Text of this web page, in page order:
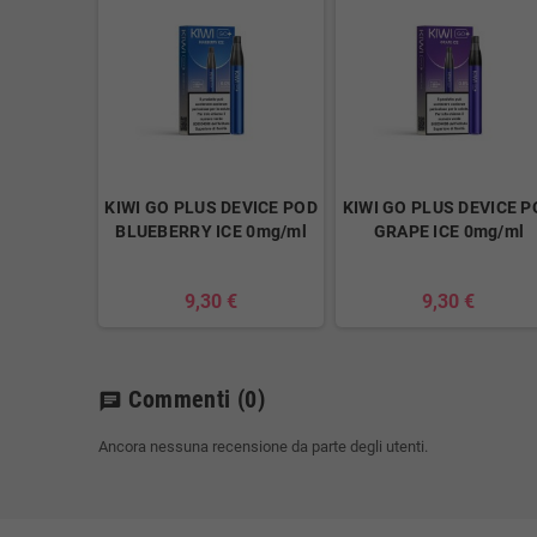
KIWI GO PLUS DEVICE POD
BLUEBERRY ICE 0mg/ml
9,30 €
KIWI GO PLUS DEVICE
GRAPE ICE 0mg/ml
9,30 €
chat Commenti (0)
Ancora nessuna recensione da parte degli utenti.